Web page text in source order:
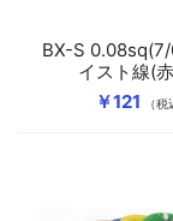
￥121 （税
BX-S
イスト線(